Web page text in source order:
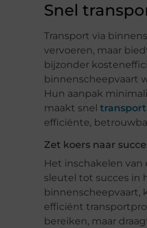
Snel
Transport via
vervoeren, maar
bijzonder
binnenscheepvaart
Hun aanpak
maakt snel
efficiënte,
Zet koers naar
Het inschakelen
sleutel tot succes in
binnenscheepvaart,
efficiënt
bereiken, maar